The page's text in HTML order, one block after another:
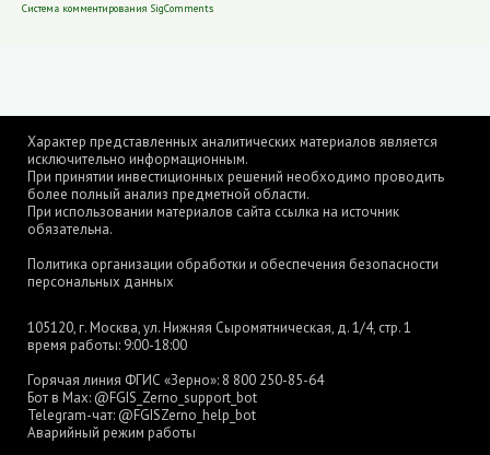
Система комментирования SigComments
Характер представленных аналитических материалов является
исключительно информационным.
При принятии инвестиционных решений необходимо проводить
более полный анализ предметной области.
При использовании материалов сайта ссылка на источник
обязательна.
Политика организации обработки и обеспечения безопасности
персональных данных
105120, г. Москва, ул. Нижняя Сыромятническая, д. 1/4, стр. 1
время работы: 9:00-18:00
Горячая линия ФГИС «Зерно»: 8 800 250-85-64
Бот в Max: @FGIS_Zerno_support_bot
Telegram-чат: @FGISZerno_help_bot
Аварийный режим работы